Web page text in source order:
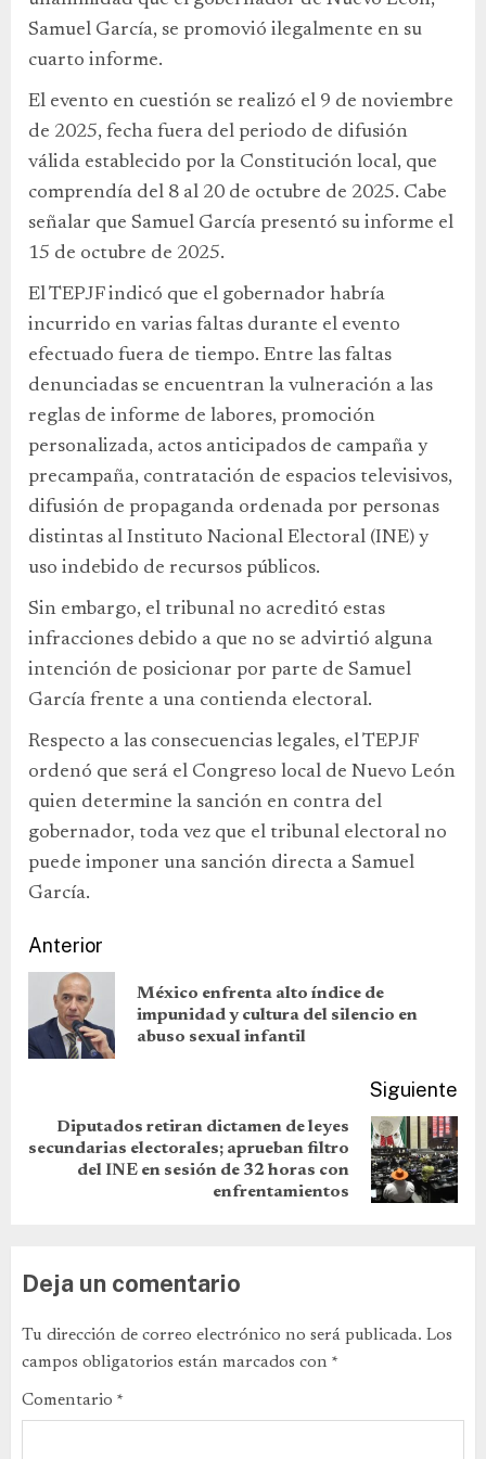
Samuel García, se promovió ilegalmente en su
cuarto informe.
El evento en cuestión se realizó el 9 de noviembre
de 2025, fecha fuera del periodo de difusión
válida establecido por la Constitución local, que
comprendía del 8 al 20 de octubre de 2025. Cabe
señalar que Samuel García presentó su informe el
15 de octubre de 2025.
El TEPJF indicó que el gobernador habría
incurrido en varias faltas durante el evento
efectuado fuera de tiempo. Entre las faltas
denunciadas se encuentran la vulneración a las
reglas de informe de labores, promoción
personalizada, actos anticipados de campaña y
precampaña, contratación de espacios televisivos,
difusión de propaganda ordenada por personas
distintas al Instituto Nacional Electoral (INE) y
uso indebido de recursos públicos.
Sin embargo, el tribunal no acreditó estas
infracciones debido a que no se advirtió alguna
intención de posicionar por parte de Samuel
García frente a una contienda electoral.
Respecto a las consecuencias legales, el TEPJF
ordenó que será el Congreso local de Nuevo León
quien determine la sanción en contra del
gobernador, toda vez que el tribunal electoral no
puede imponer una sanción directa a Samuel
García.
Anterior
México enfrenta alto índice de
impunidad y cultura del silencio en
abuso sexual infantil
Siguiente
Diputados retiran dictamen de leyes
secundarias electorales; aprueban filtro
del INE en sesión de 32 horas con
enfrentamientos
Deja un comentario
Tu dirección de correo electrónico no será publicada. Los
campos obligatorios están marcados con *
Comentario *